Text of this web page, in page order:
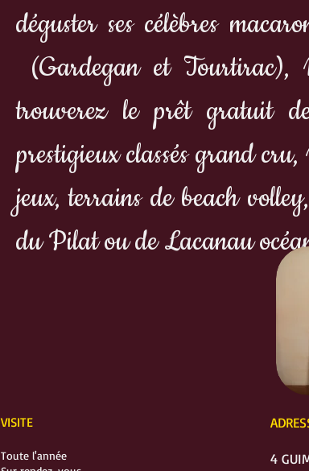
déguster ses célèbres
(Gardegan et
trouverez le prêt gratuit
prestigieux classés grand
jeux, terrains de beach
du Pilat ou de Lacanau
VISITE
Toute l'année
4